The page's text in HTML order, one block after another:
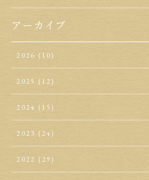
アーカイブ
2026 (10)
2025 (12)
2024 (15)
2023 (24)
2022 (29)